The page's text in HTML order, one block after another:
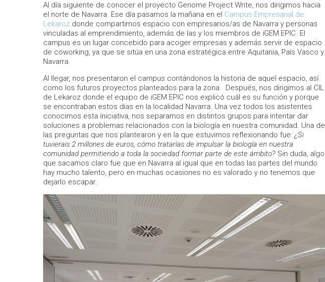
Al día siguiente de conocer el proyecto Genome Project Write, nos dirigimos hacia
el norte de Navarra. Ese día pasamos la mañana en el Campus Empresarial de
Lekaroz donde compartimos espacio con empresarios/as de Navarra y personas
vinculadas al emprendimiento, además de las y los miembros de iGEM EPIC. El
campus es un lugar concebido para acoger empresas y además servir de espacio
de coworking, ya que se sitúa en una zona estratégica entre Aquitania, País Vasco y
Navarra.
Al llegar, nos presentaron el campus contándonos la historia de aquel espacio, así
como los futuros proyectos planteados para la zona. Después, nos dirigimos al CIL
de Lekaroz donde el equipo de iGEM EPIC nos explicó cuál es su función y porque
se encontraban estos días en la localidad Navarra. Una vez todos los asistentes
conocimos esta iniciativa, nos separamos en distintos grupos para intentar dar
soluciones a problemas relacionados con la biología en nuestra comunidad. Una de
las preguntas que nos plantearon y en la que estuvimos reflexionando fue: ¿Si
tuvierais 2 millones de euros, cómo tratarías de impulsar la biología en nuestra
comunidad permitiendo a toda la sociedad formar parte de este ámbito? Sin duda, algo
que sacamos claro fue que en Navarra al igual que en todas las partes del mundo
hay mucho talento, pero en muchas ocasiones no es valorado y no tenemos que
dejarlo escapar.